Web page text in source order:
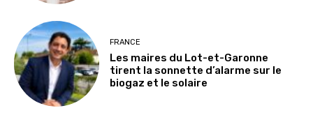
FRANCE
Les maires du Lot-et-Garonne
tirent la sonnette d’alarme sur le
biogaz et le solaire